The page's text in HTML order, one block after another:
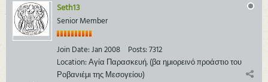
Seth13
Senior Member
Join Date:Jan 2008 Posts:7312
Location:Αγία Παρασκευή. (βα ημιορεινό προάστιο του
Ροβανιέμι της Μεσογείου)